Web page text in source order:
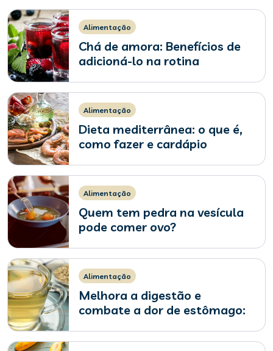
Alimentação
Chá de amora: Benefícios de
adicioná-lo na rotina
Alimentação
Dieta mediterrânea: o que é,
como fazer e cardápio
Alimentação
Quem tem pedra na vesícula
pode comer ovo?
Alimentação
Melhora a digestão e
combate a dor de estômago:
de funcho